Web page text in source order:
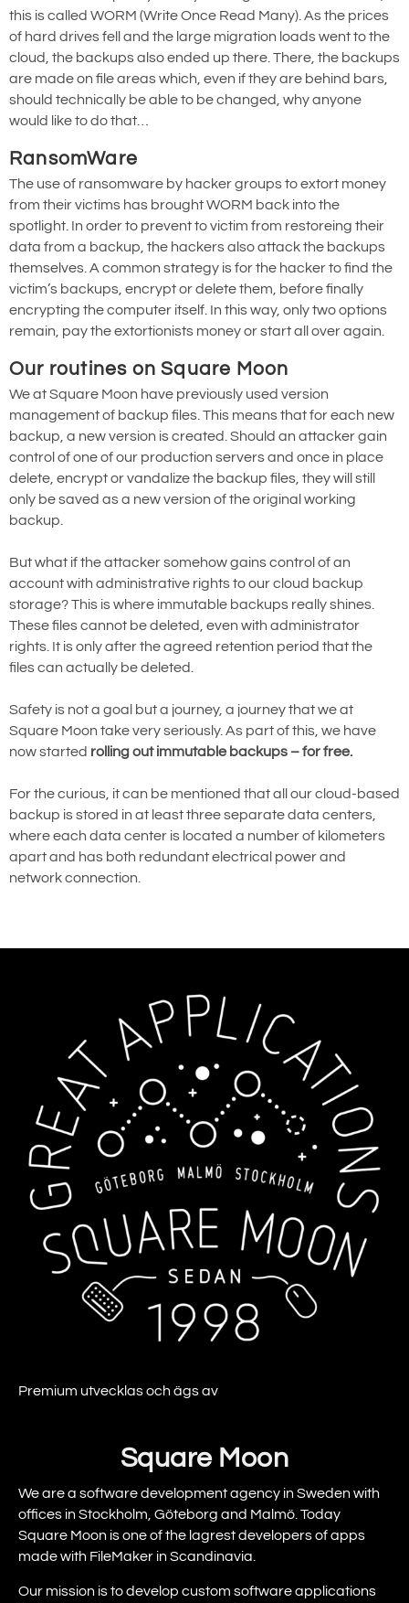
this is called WORM (Write Once Read Many). As the prices
of hard drives fell and the large migration loads went to the
cloud, the backups also ended up there. There, the backups
are made on file areas which, even if they are behind bars,
should technically be able to be changed, why anyone
would like to do that…
RansomWare
The use of ransomware by hacker groups to extort money
from their victims has brought WORM back into the
spotlight. In order to prevent to victim from restoreing their
data from a backup, the hackers also attack the backups
themselves. A common strategy is for the hacker to find the
victim’s backups, encrypt or delete them, before finally
encrypting the computer itself. In this way, only two options
remain, pay the extortionists money or start all over again.
Our routines on Square Moon
We at Square Moon have previously used version
management of backup files. This means that for each new
backup, a new version is created. Should an attacker gain
control of one of our production servers and once in place
delete, encrypt or vandalize the backup files, they will still
only be saved as a new version of the original working
backup.
But what if the attacker somehow gains control of an
account with administrative rights to our cloud backup
storage? This is where immutable backups really shines.
These files cannot be deleted, even with administrator
rights. It is only after the agreed retention period that the
files can actually be deleted.
Safety is not a goal but a journey, a journey that we at
Square Moon take very seriously. As part of this, we have
now started rolling out immutable backups – for free.
For the curious, it can be mentioned that all our cloud-based
backup is stored in at least three separate data centers,
where each data center is located a number of kilometers
apart and has both redundant electrical power and
network connection.
Premium utvecklas och ägs av
Square Moon
We are a software development agency in Sweden with
offices in Stockholm, Göteborg and Malmö. Today
Square Moon is one of the lagrest developers of apps
made with FileMaker in Scandinavia.
Our mission is to develop custom software applications